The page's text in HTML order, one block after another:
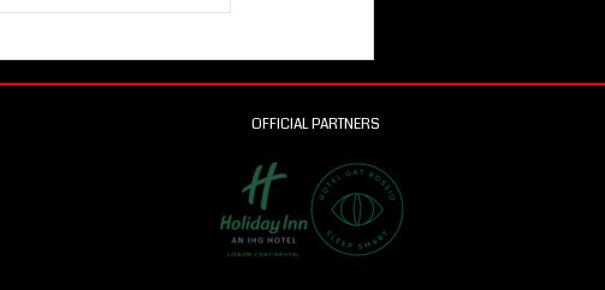
OFFICIAL PARTNERS